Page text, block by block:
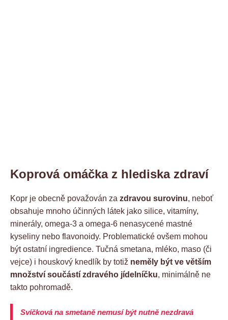
Koprová omáčka z hlediska zdraví
Kopr je obecně považován za zdravou surovinu, neboť
obsahuje mnoho účinných látek jako silice, vitamíny,
minerály, omega-3 a omega-6 nenasycené mastné
kyseliny nebo flavonoidy. Problematické ovšem mohou
být ostatní ingredience. Tučná smetana, mléko, maso (či
vejce) i houskový knedlík by totiž neměly být ve větším
množství součástí zdravého jídelníčku, minimálně ne
takto pohromadě.
Svíčková na smetaně nemusí být nutně nezdravá